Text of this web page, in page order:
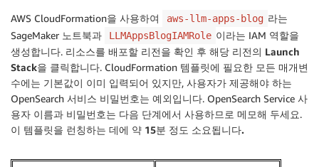
AWS CloudFormation을 사용하여 aws-llm-apps-blog 라는
SageMaker 노트북과
LLMAppsBlogIAMRole 이라는 IAM 역할을
생성합니다. 리소스를 배포할 리전을 확인 후 해당 리전의 Launch
Stack을 클릭합니다. CloudFormation 템플릿에 필요한 모든 매개변
수에는 기본값이 이미 입력되어 있지만, 사용자가 제공해야 하는
OpenSearch 서비스 비밀번호는 예외입니다. OpenSearch Service 사
용자 이름과 비밀번호는 다음 단계에서 사용하므로 메모해 두세요.
이 템플릿을 런칭하는 데에 약 15분 정도 소요됩니다.